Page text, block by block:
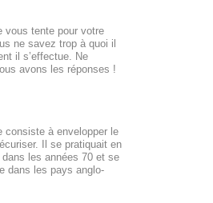
vous tente pour votre
ne savez trop à quoi il
il s’effectue. Ne
avons les réponses !
consiste à envelopper le
Il se pratiquait en
dans les années 70 et se
dans les pays anglo-